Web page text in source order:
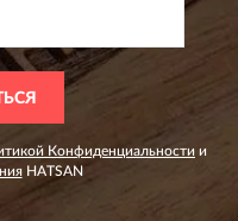
Конфиденциальности и
HATSAN